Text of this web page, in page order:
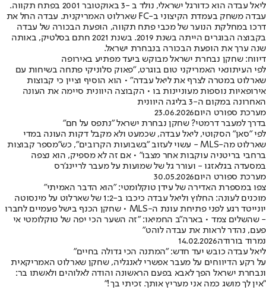
ליאל עבדה הוא כדורגל ישראלי, נולד ב -3 באוקטובר 2001 בפתח תקווה.
עבדה משחק בעמדת הקיצוני ב-FC שארלוט האמריקנית. עבדה החל את
דרכו במחלקת הנוער של מכבי פתח תקווה, הופעת הבכורה של עבדה
בקבוצה הבוגרים הייתה בשנת 2019. בשנת 2021 חתם בסלטיק, באותה
שנה ערך את הופעת הבכורה בנבחרת ישראל.
דיווח: שחקן נבחרת ישראל מבוקש ביעד מפתיע באירופה
לפי העיתונאי האמריקני טום בוגרט, "פאוק סלוניקי פתחה בשיחות עם
שארלוט במטרה לצרף את ליאל עבדה" • הוא הוסיף וציין כי קבוצות
אירופאיות נוספות מעוניינות בו • הקבוצה היוונית סיימה את העונה
האחרונה במקום ה-3 בליגה היוונית
מערכת ספורט היום23.06.2026
בדרך למעבר דרמטי? שחקן נבחרת ישראל "נתפס על חם"
לפי "סאן" הסקוטי, ליאל עבדה, שכמעט ולא מקבל דקות העונה במדי
שארלוט מה-MLS - עשוי לעזוב "בשבועות הקרובים", כש"מספר קבוצות
ברחבי בריטניה עוקבות אחר מצבו" • אם זה לא מספיק, הוא נצפה
במסעדה בגלאזגו - ועורר גל של שמועות על מעבר לריינג'רס
מערכת ספורט היום30.05.2026
צפו במספרת האדירה של עידן טוקלומטי: "הוא הדבר האמיתי"
מוכנים לעונה: החלוץ וליאל עבדה כיכבו ב-1:2 של שארלוט על מינסוטה
יונייטד רגע לפני פתיחת עונת ה-MLS • שחקן הכנף בישל פעמיים לחברו
- שהשלים צמד • בארה"ב החמיאו: "זה השער הכי יפה של טוקלומטי אי
פעם, נהדר לראות את עבדה לוהט"
נמרוד בורודה14.02.2026
ליאל עבדה כובש יעד חדש: "המתנה הכי גדולה בחיים"
על רקע הדיווחים על מעבר אפשרי לאנגליה, שחקן שארלוט האמריקאית
ונבחרת ישראל הפך לאבא בפעם הראשונה והודה לאלוהים ולאשתו בר:
"אין לך מושג כמה אני מעריץ אותך. זכיתי בך!"